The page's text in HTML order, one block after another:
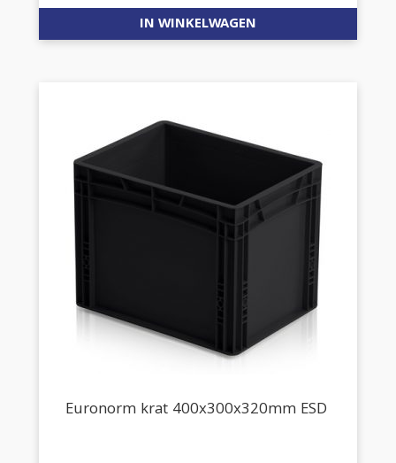
IN WINKELWAGEN
Euronorm krat 400x300x320mm ESD